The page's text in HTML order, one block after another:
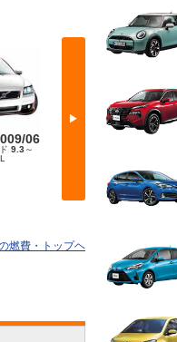
▶
06
9.3～
2009/01～2009/02
燃費・トップヘ